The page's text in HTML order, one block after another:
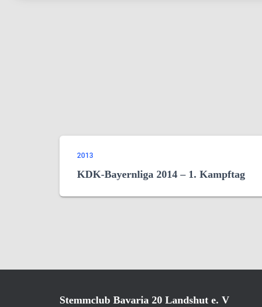
2013
KDK-Bayernliga 2014 – 1. Kampftag
Stemmclub Bavaria 20 Landshut e. V